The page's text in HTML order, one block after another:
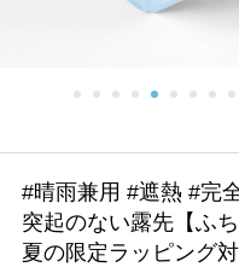
#晴雨兼用 #遮熱 #完
突起のない露先【ふ
夏の限定ラッピング